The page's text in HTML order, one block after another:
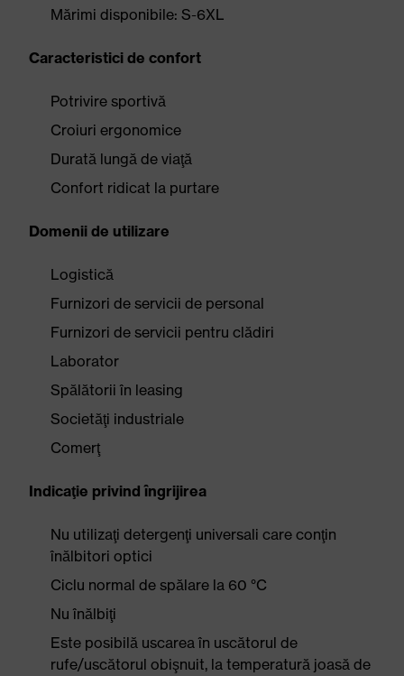
Mărimi disponibile: S-6XL
Caracteristici de confort
Potrivire sportivă
Croiuri ergonomice
Durată lungă de viaţă
Confort ridicat la purtare
Domenii de utilizare
Logistică
Furnizori de servicii de personal
Furnizori de servicii pentru clădiri
Laborator
Spălătorii în leasing
Societăţi industriale
Comerţ
Indicaţie privind îngrijirea
Nu utilizaţi detergenţi universali care conţin
înălbitori optici
Ciclu normal de spălare la 60 °C
Nu înălbiţi
Este posibilă uscarea în uscătorul de
rufe/uscătorul obişnuit, la temperatură joasă de